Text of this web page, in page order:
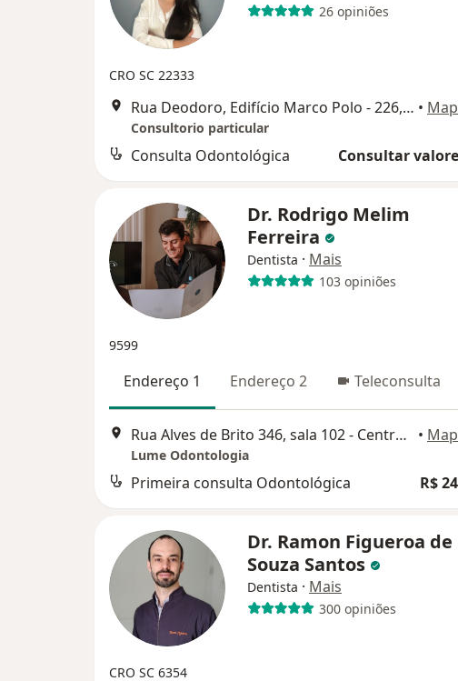
26 opiniões
CRO SC 22333
Rua Deodoro, Edifício Marco Polo - 226, sala 201 Centro, Florianópolis •
Consultorio particular
Consulta Odontológica Consultar
Dr. Rodrigo Melim
Ferreira
Dentista · Mais
103 opiniões
9599
Endereço 1 Endereço 2 Teleconsulta
Rua Alves de Brito 346, sala 102 - Centro, Florianópolis •
Lume Odontologia
Primeira consulta Odontológica R$
Dr. Ramon Figueroa de
Souza Santos
Dentista · Mais
300 opiniões
CRO SC 6354